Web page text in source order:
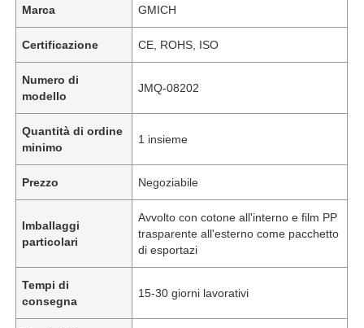
Marca GMICH
Certificazione CE, ROHS, ISO
Numero di
modello
JMQ-08202
Quantità di ordine
minimo
1 insieme
Prezzo Negoziabile
Imballaggi
particolari
Avvolto con cotone all'interno e film PP
trasparente all'esterno come pacchetto
di esportazi
Tempi di
consegna
15-30 giorni lavorativi